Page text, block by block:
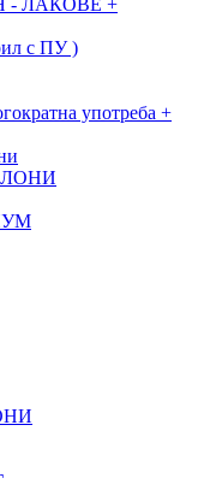
- ЛАКОВЕ +
с ПУ )
употреба +